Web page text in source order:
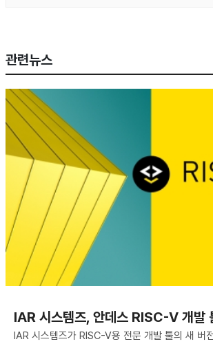
관련뉴스
IAR 시스템즈, 안데스 RISC-V 개발
IAR 시스템즈가 RISC-V용 전문 개발 툴의 새 버